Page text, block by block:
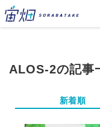
ALOS-2の記事
新着順